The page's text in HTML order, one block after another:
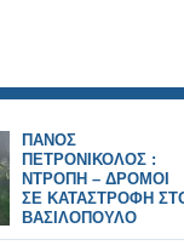
ΠΑΝΟΣ
ΠΕΤΡΟΝΙΚΟΛΟΣ :
ΝΤΡΟΠΗ – ΔΡΟΜΟΙ
ΣΕ ΚΑΤΑΣΤΡΟΦΗ
ΒΑΣΙΛΟΠΟΥΛΟ